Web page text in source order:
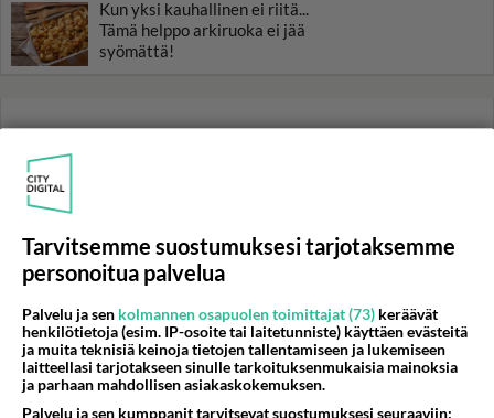
Kun yksi kauhallinen ei riitä...
Tämä helppo arkiruoka ei jää
syömättä!
Tarvitsemme suostumuksesi tarjotaksemme
personoitua palvelua
Palvelu ja sen kolmannen osapuolen toimittajat (73) keräävät
henkilötietoja (esim. IP-osoite tai laitetunniste) käyttäen evästeitä
ja muita teknisiä keinoja tietojen tallentamiseen ja lukemiseen
laitteellasi tarjotakseen sinulle tarkoituksenmukaisia mainoksia
ja parhaan mahdollisen asiakaskokemuksen.
Palvelu ja sen kumppanit tarvitsevat suostumuksesi seuraaviin: